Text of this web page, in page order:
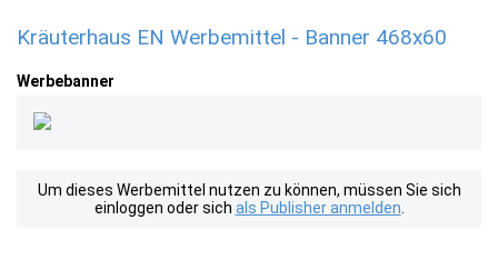
Kräuterhaus EN Werbemittel - Banner 468x60
Werbebanner
Um dieses Werbemittel nutzen zu können, müssen Sie sich
einloggen oder sich als Publisher anmelden